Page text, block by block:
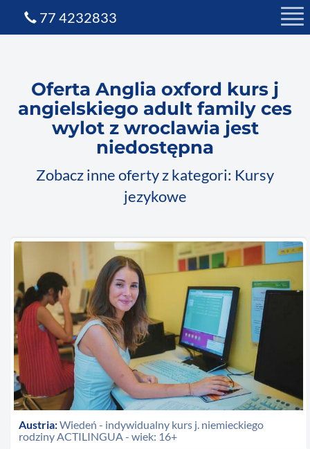
Oferta Anglia oxford kurs j
angielskiego adult family ces
wylot z wroclawia jest
niedostępna
Zobacz inne oferty z kategori: Kursy
jezykowe
Austria:Wiedeń - indywidualny kurs j. niemieckiego
rodziny ACTILINGUA - wiek: 16+
77 4232833